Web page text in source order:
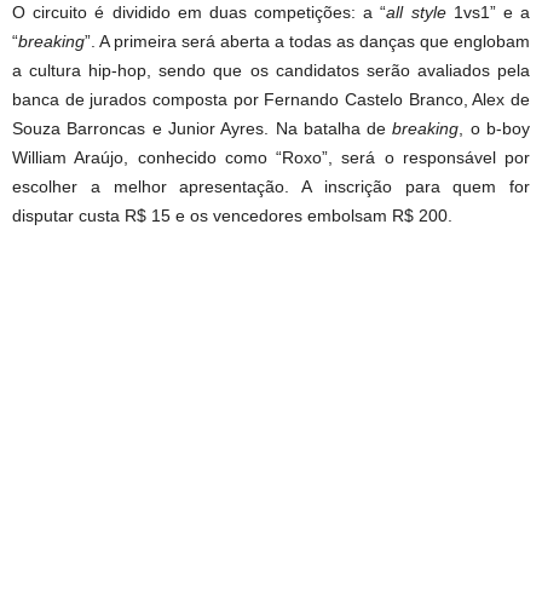
O circuito é dividido em duas competições: a “all style1vs1” e a
“breaking”. A primeira será aberta a todas as danças que englobam
a cultura hip-hop, sendo que os candidatos serão avaliados pela
banca de jurados composta por Fernando Castelo Branco, Alex de
Souza Barroncas e Junior Ayres. Na batalha debreaking , o b-boy
William Araújo, conhecido como “Roxo”, será o responsável por
escolher a melhor apresentação. A inscrição para quem for
disputar custa R$ 15 e os vencedores embolsam R$ 200.